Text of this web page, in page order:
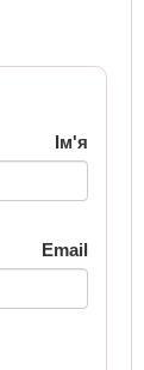
Ім'я
Email